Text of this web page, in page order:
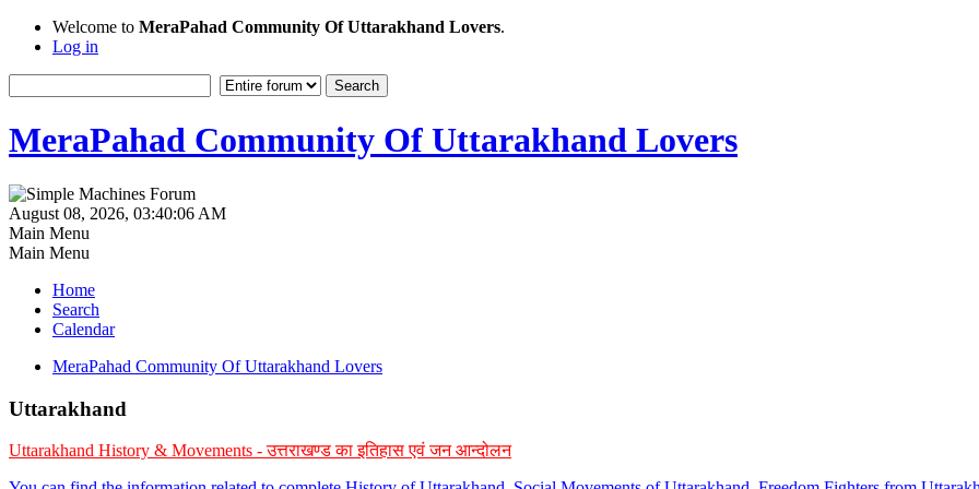
Welcome to MeraPahad Community Of Uttarakhand Lovers.
Log in
MeraPahad Community Of Uttarakhand Lovers
August 08, 2026, 03:40:06 AM
Main Menu
Main Menu
Home
Search
Calendar
MeraPahad Community Of Uttarakhand Lovers
Uttarakhand
Uttarakhand History & Movements - उत्तराखण्ड का इतिहास एवं जन आन्दोलन